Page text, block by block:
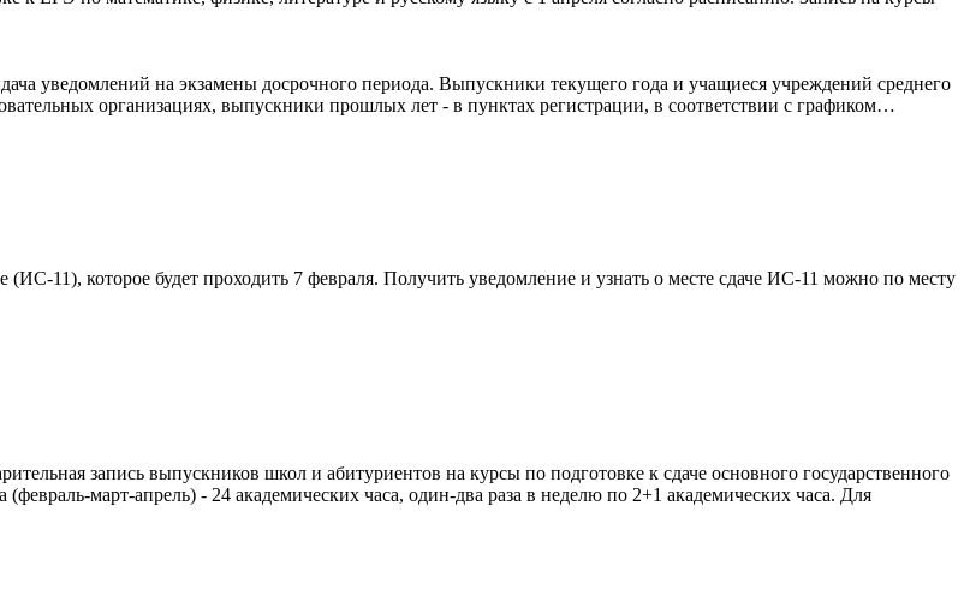
уведомлений на экзамены досрочного периода. Выпускники текущего года и учащиеся учреждений среднего
организациях, выпускники прошлых лет - в пунктах регистрации, в соответствии с графиком…
11), которое будет проходить 7 февраля. Получить уведомление и узнать о месте сдаче ИС-11 можно по месту
запись выпускников школ и абитуриентов на курсы по подготовке к сдаче основного государственного
март-апрель) - 24 академических часа, один-два раза в неделю по 2+1 академических часа. Для